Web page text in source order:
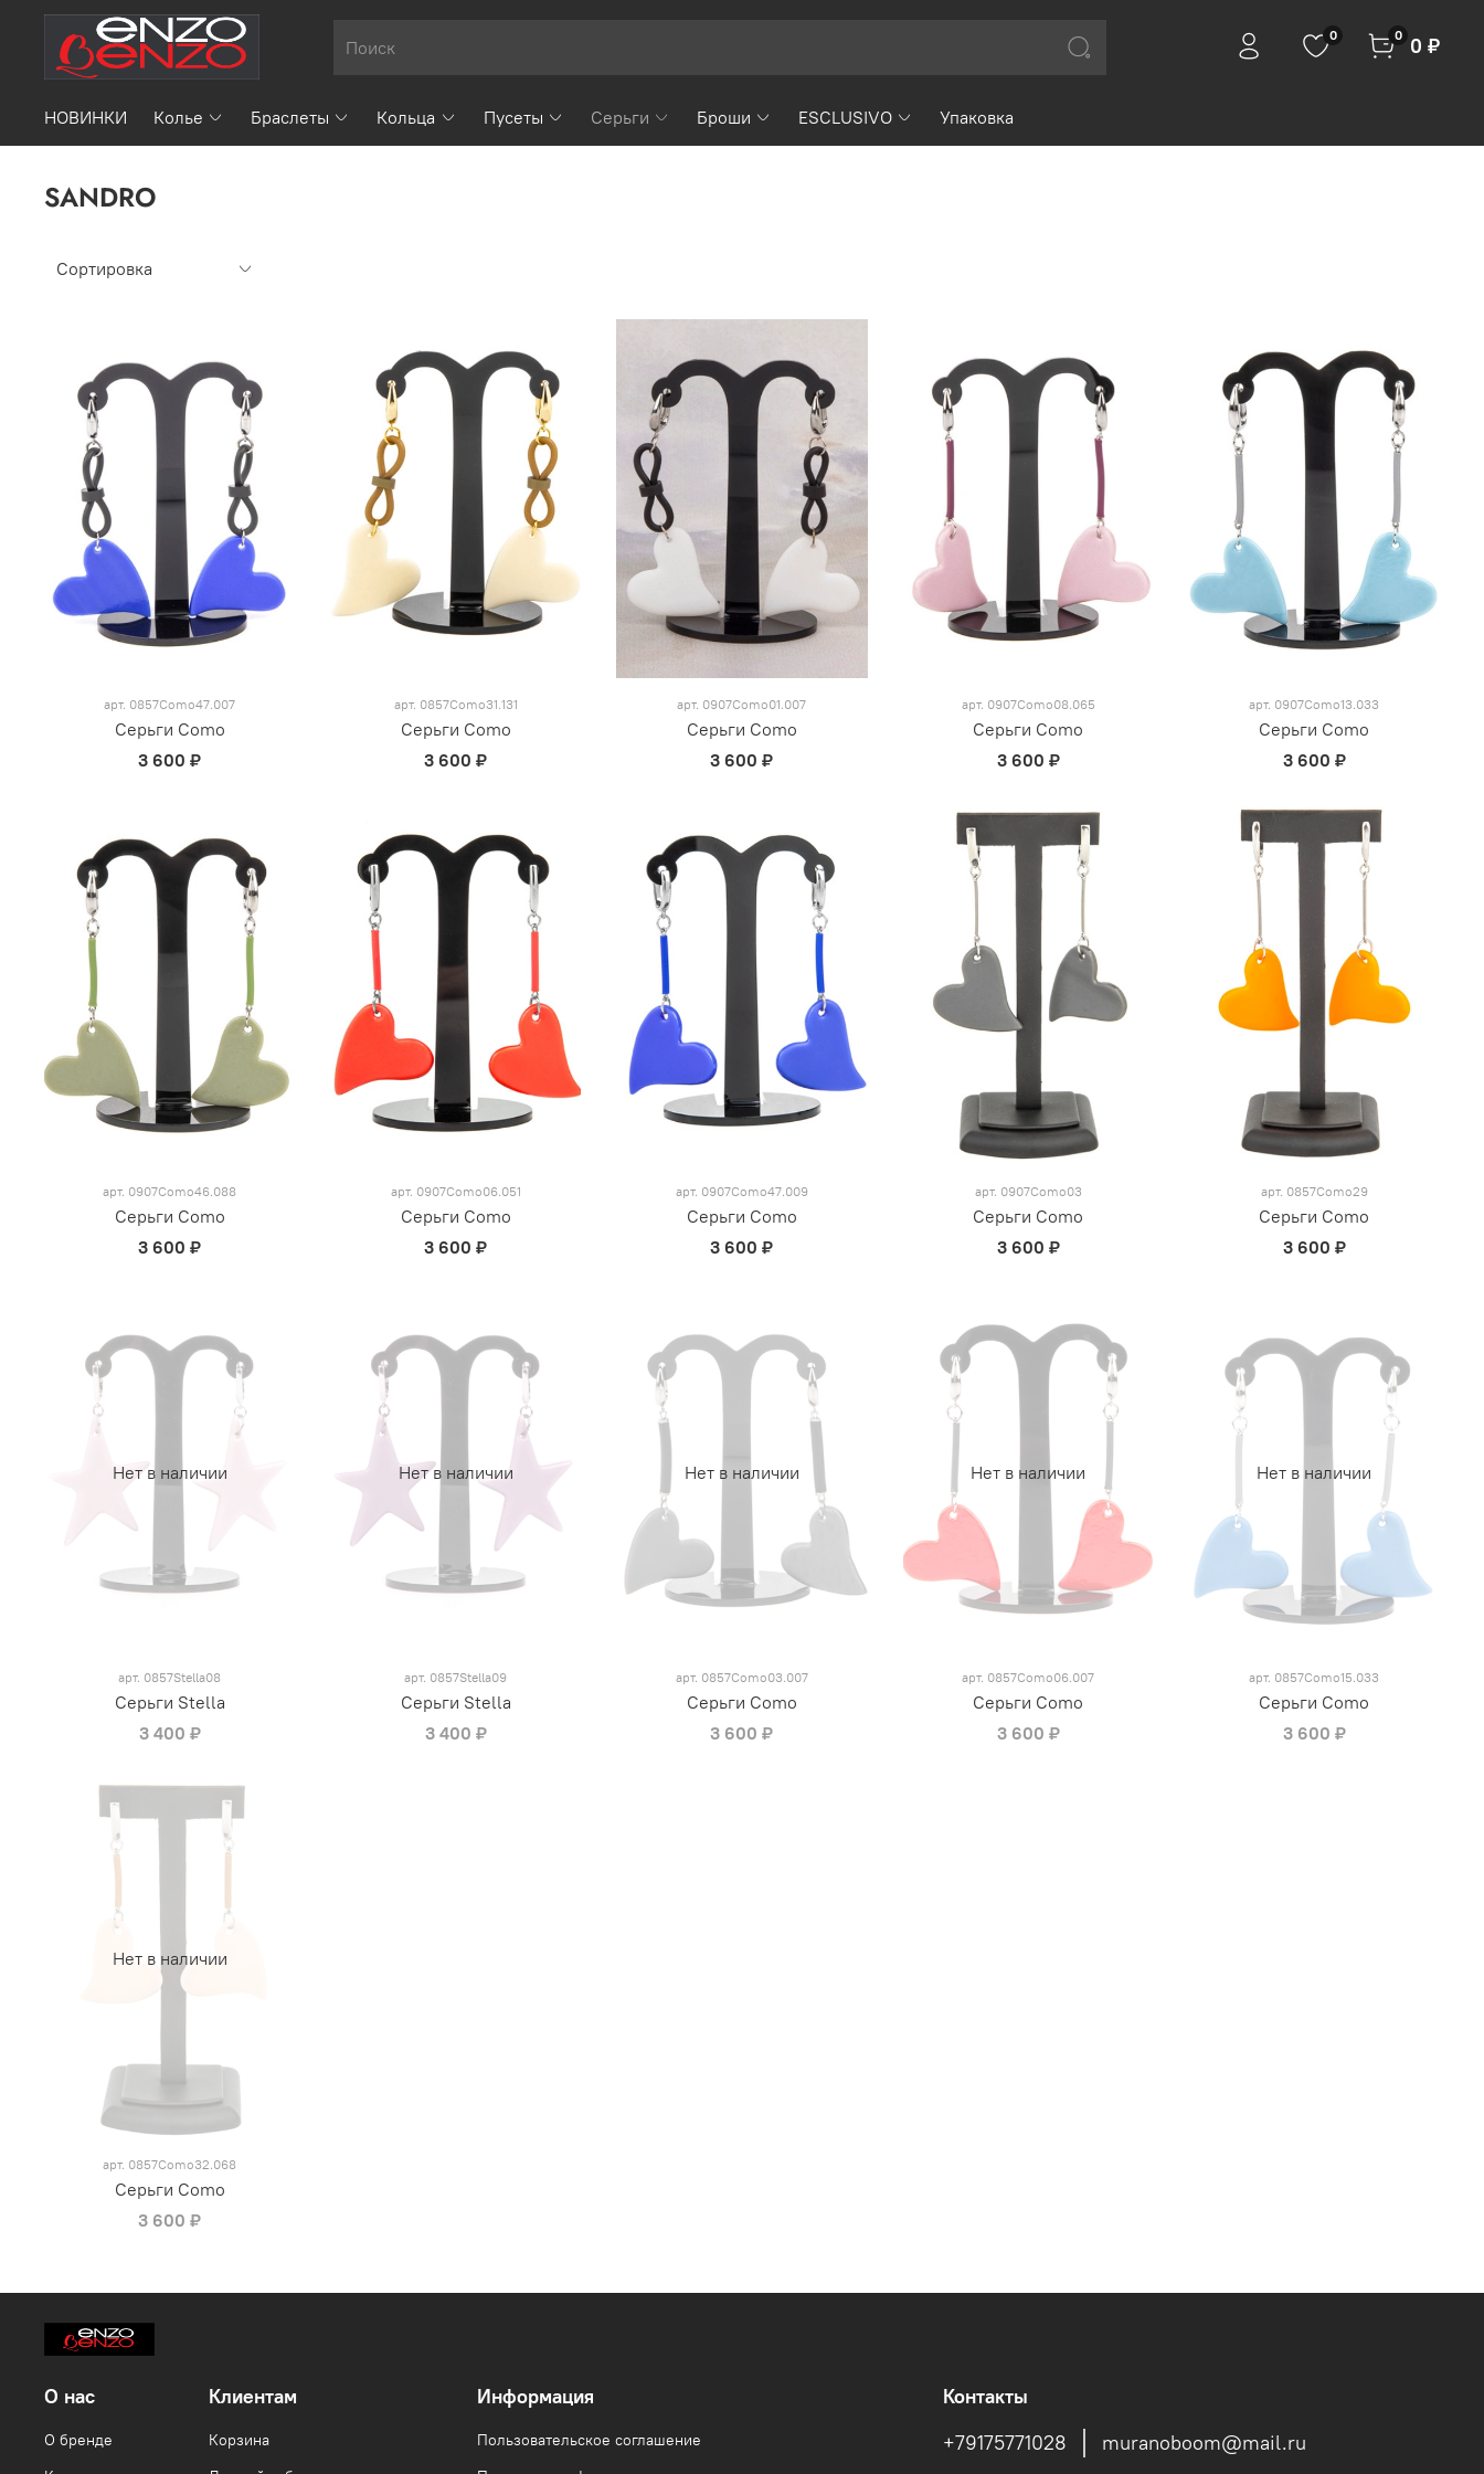
0 0 0 ₽
НОВИНКИ Колье Браслеты Кольца Пусеты Серьги Броши ESCLUSIVO Упаковка
SANDRO
арт. 0857Como47.007
Серьги Como
3 600 ₽
арт. 0857Como31.131
Серьги Como
3 600 ₽
арт. 0907Como01.007
Серьги Como
3 600 ₽
арт. 0907Como08.065
Серьги Como
3 600 ₽
арт. 0907Como13.033
Серьги Como
3 600 ₽
арт. 0907Como46.088
Серьги Como
3 600 ₽
арт. 0907Como06.051
Серьги Como
3 600 ₽
арт. 0907Como47.009
Серьги Como
3 600 ₽
арт. 0907Como03
Серьги Como
3 600 ₽
арт. 0857Como29
Серьги Como
3 600 ₽
Нет в наличии
арт. 0857Stella08
Серьги Stella
3 400 ₽
Нет в наличии
арт. 0857Stella09
Серьги Stella
3 400 ₽
Нет в наличии
арт. 0857Como03.007
Серьги Como
3 600 ₽
Нет в наличии
арт. 0857Como06.007
Серьги Como
3 600 ₽
Нет в наличии
арт. 0857Como15.033
Серьги Como
3 600 ₽
Нет в наличии
арт. 0857Como32.068
Серьги Como
3 600 ₽
О нас
О бренде
Клиентам
Корзина
Информация
Пользовательское соглашение
Контакты
+79175771028
muranoboom@mail.ru